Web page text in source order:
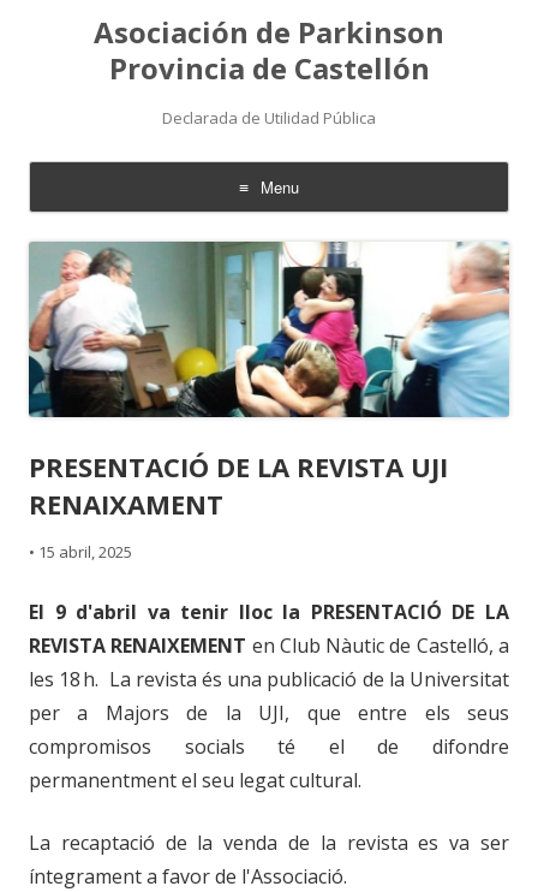
Asociación de Parkinson
Provincia de Castellón
Declarada de Utilidad Pública
Menu
Skip
to
content
PRESENTACIÓ DE LA REVISTA UJI
RENAIXAMENT
• 15 abril, 2025
El 9 d'abril va tenir lloc la PRESENTACIÓ DE LA
REVISTA RENAIXEMENT en Club Nàutic de Castelló, a
les 18 h. La revista és una publicació de la Universitat
per a Majors de la UJI, que entre els seus
compromisos socials té el de difondre
permanentment el seu legat cultural.
La recaptació de la venda de la revista es va ser
íntegrament a favor de l'Associació.